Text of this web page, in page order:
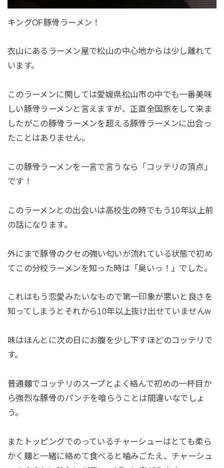
キングOF豚骨ラーメン！
衣山にあるラーメン屋で松山の中心地からは少し離れて
います。
このラーメンに関しては愛媛県松山市の中でも一番美味
しい豚骨ラーメンと言えますが、正直全国旅をして来ま
したがこの豚骨ラーメンを超える豚骨ラーメンに出会っ
たことはありません。
この豚骨ラーメンを一言で言うなら「コッテリの頂点」
です！
このラーメンとの出会いは高校生の時でもう10年以上前
の話になります。
外にまで豚骨のクセの強い匂いが流れている状態で初め
てこの分校ラーメンを知った時は「臭いっ！」でした。
これはもう恋愛みたいなもので第一印象が悪いと良さを
知ってしまうとそれから10年以上抜け出せていませんw
味はほんとに次の日にお腹を少し下すほどのコッテリで
す。
普通麺でコッテリのスープとよく絡んで初めの一杯目か
ら強烈な豚骨のパンチを喰らうことは間違いなでしょ
う。
またトッピングでのっているチャーシューはとても柔ら
かく麺と一緒に絡めて食べると噛みごたえ、チャーシュ